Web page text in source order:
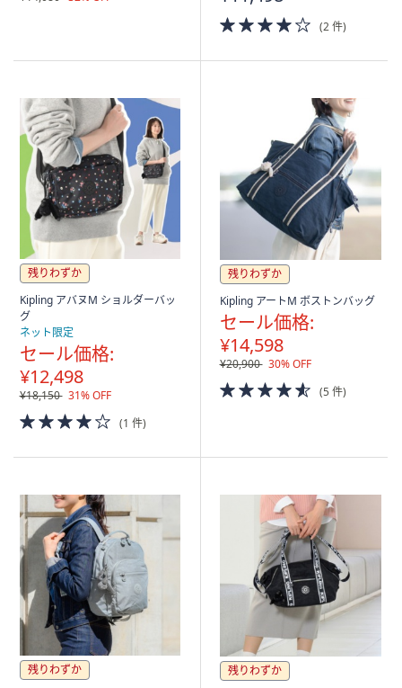
4.0
of
(2 件)
残りわずか
Kipling アバヌM ショルダーバッ
グ
ネット限定
セール価格:
¥12,498
¥18,150 31% OFF
4.0
of
(1 件)
残りわずか
Kipling アートM ボストンバッグ
セール価格:
¥14,598
¥20,900 30% OFF
4.5
of
(5 件)
残りわずか
残りわずか